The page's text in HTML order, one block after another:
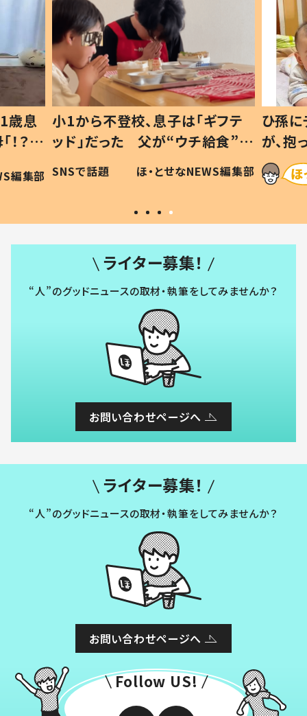
歳息
？」
編集部
小1から不登校、息子は「ギフテ
ッド」だった 父が“ウチ給食”を
作り続ける理由とは #令和の親
#令和の子
SNSで話題 ほ・とせなNEWS編集部
ひ孫
が、
「涙が
い」
ライター募集！
“人”のグッドニュースの取材・執筆をしてみませんか？
お問い合わせページへ
ライター募集！
“人”のグッドニュースの取材・執筆をしてみませんか？
お問い合わせページへ
Follow US!